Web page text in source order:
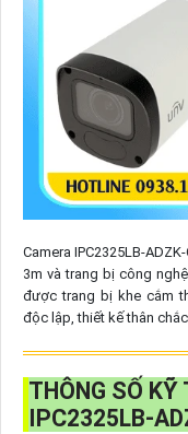
Camera IPC2325LB-
3m và trang bị công
được trang bị khe cắm
độc lập, thiết kế thân
THÔNG SỐ KỸ
IPC2325LB-